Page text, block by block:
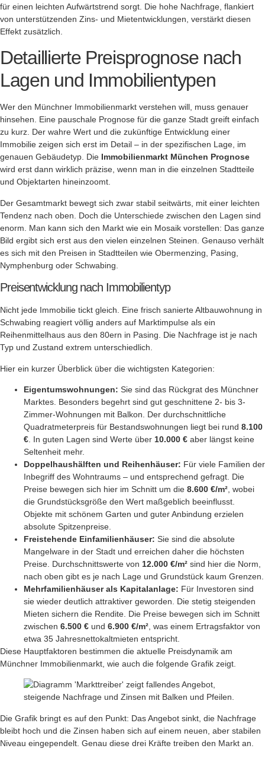
für einen leichten Aufwärtstrend sorgt. Die hohe Nachfrage, flankiert
von unterstützenden Zins- und Mietentwicklungen, verstärkt diesen
Effekt zusätzlich.
Detaillierte Preisprognose nach
Lagen und Immobilientypen
Wer den Münchner Immobilienmarkt verstehen will, muss genauer
hinsehen. Eine pauschale Prognose für die ganze Stadt greift einfach
zu kurz. Der wahre Wert und die zukünftige Entwicklung einer
Immobilie zeigen sich erst im Detail – in der spezifischen Lage, im
genauen Gebäudetyp. Die Immobilienmarkt München Prognose
wird erst dann wirklich präzise, wenn man in die einzelnen Stadtteile
und Objektarten hineinzoomt.
Der Gesamtmarkt bewegt sich zwar stabil seitwärts, mit einer leichten
Tendenz nach oben. Doch die Unterschiede zwischen den Lagen sind
enorm. Man kann sich den Markt wie ein Mosaik vorstellen: Das ganze
Bild ergibt sich erst aus den vielen einzelnen Steinen. Genauso verhält
es sich mit den Preisen in Stadtteilen wie Obermenzing, Pasing,
Nymphenburg oder Schwabing.
Preisentwicklung nach Immobilientyp
Nicht jede Immobilie tickt gleich. Eine frisch sanierte Altbauwohnung in
Schwabing reagiert völlig anders auf Marktimpulse als ein
Reihenmittelhaus aus den 80ern in Pasing. Die Nachfrage ist je nach
Typ und Zustand extrem unterschiedlich.
Hier ein kurzer Überblick über die wichtigsten Kategorien:
Eigentumswohnungen: Sie sind das Rückgrat des Münchner
Marktes. Besonders begehrt sind gut geschnittene 2- bis 3-
Zimmer-Wohnungen mit Balkon. Der durchschnittliche
Quadratmeterpreis für Bestandswohnungen liegt bei rund 8.100
€ . In guten Lagen sind Werte über 10.000 € aber längst keine
Seltenheit mehr.
Doppelhaushälften und Reihenhäuser: Für viele Familien der
Inbegriff des Wohntraums – und entsprechend gefragt. Die
Preise bewegen sich hier im Schnitt um die 8.600 €/m² , wobei
die Grundstücksgröße den Wert maßgeblich beeinflusst.
Objekte mit schönem Garten und guter Anbindung erzielen
absolute Spitzenpreise.
Freistehende Einfamilienhäuser: Sie sind die absolute
Mangelware in der Stadt und erreichen daher die höchsten
Preise. Durchschnittswerte von 12.000 €/m² sind hier die Norm,
nach oben gibt es je nach Lage und Grundstück kaum Grenzen.
Mehrfamilienhäuser als Kapitalanlage: Für Investoren sind
sie wieder deutlich attraktiver geworden. Die stetig steigenden
Mieten sichern die Rendite. Die Preise bewegen sich im Schnitt
zwischen 6.500 € und 6.900 €/m² , was einem Ertragsfaktor von
etwa 35 Jahresnettokaltmieten entspricht.
Diese Hauptfaktoren bestimmen die aktuelle Preisdynamik am
Münchner Immobilienmarkt, wie auch die folgende Grafik zeigt.
Die Grafik bringt es auf den Punkt: Das Angebot sinkt, die Nachfrage
bleibt hoch und die Zinsen haben sich auf einem neuen, aber stabilen
Niveau eingependelt. Genau diese drei Kräfte treiben den Markt an.